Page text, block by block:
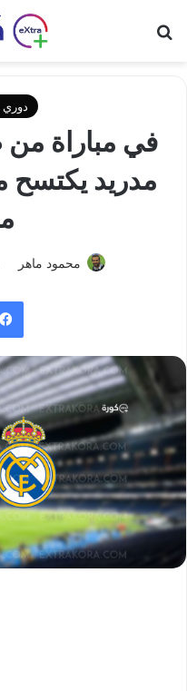
دوري
في مباراة
مدريد يكتسح
محمود ماهر